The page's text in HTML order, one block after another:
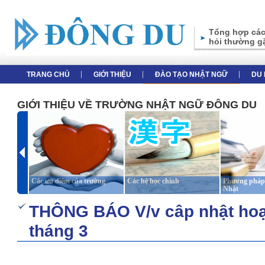
Tổng hợp
hỏi thường
TRANG CHỦ GIỚI THIỆU ĐÀO TẠO NHẬT NGỮ DU
GIỚI THIỆU VỀ TRƯỜNG NHẬT NGỮ ĐÔNG DU
Các ưu điểm của trường Các hệ học chính
Phương
Nhật
THÔNG BÁO V/v câp nhật
tháng 3